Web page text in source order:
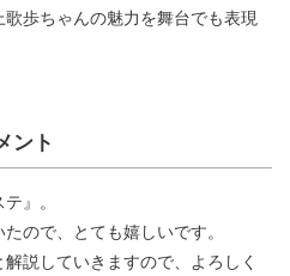
歩ちゃんの魅力を舞台でも表現
ント
』。
ので、とても嬉しいです。
説していきますので、よろしく